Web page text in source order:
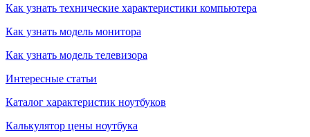
Как узнать технические характеристики компьютера
Как узнать модель монитора
Как узнать модель телевизора
Интересные статьи
Каталог характеристик ноутбуков
Калькулятор цены ноутбука